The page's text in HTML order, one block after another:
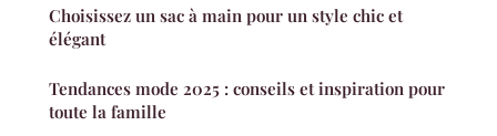
Choisissez un sac à main pour un style chic et
élégant
Tendances mode 2025 : conseils et inspiration pour
toute la famille